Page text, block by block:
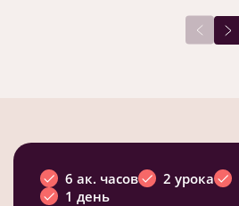
6 ак. часов 2 урока
1 день